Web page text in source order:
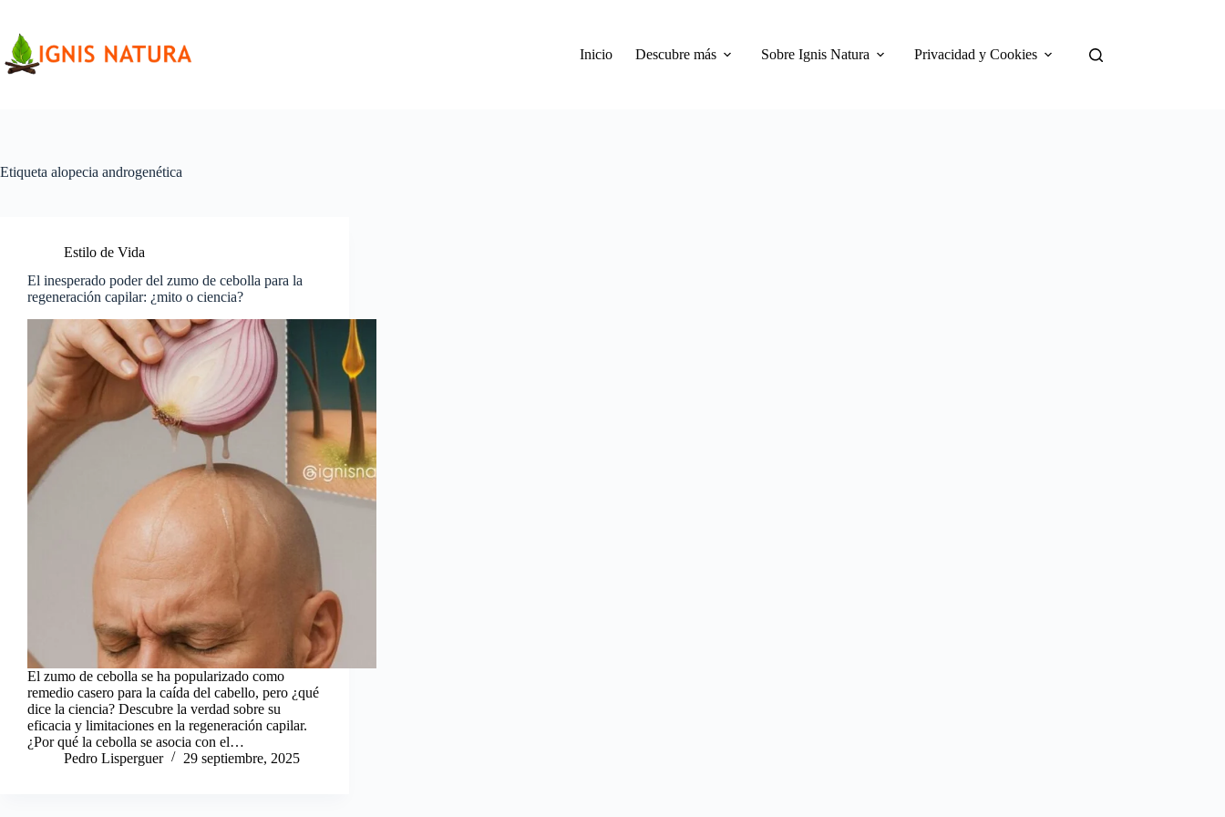
contenido
Inicio
Descubre más Sobre Ignis Natura Privacidad y Cookies
Etiqueta alopecia androgenética
Estilo de Vida
El inesperado poder del zumo de cebolla para la
regeneración capilar: ¿mito o ciencia?
El zumo de cebolla se ha popularizado como
remedio casero para la caída del cabello, pero ¿qué
dice la ciencia? Descubre la verdad sobre su
eficacia y limitaciones en la regeneración capilar.
¿Por qué la cebolla se asocia con el…
Pedro Lisperguer
29 septiembre, 2025